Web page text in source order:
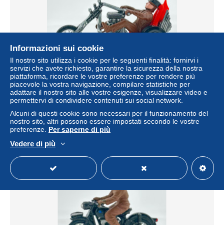
Rare Ancien Jouet. Mattel RRRumblers Hot Wheels.
Motorcycle Torque Chop. Années 1967-1971
± 63,58 USD
Stato
Informazioni sui cookie
Il nostro sito utilizza i cookie per le seguenti finalità: fornirvi i
servizi che avete richiesto, garantire la sicurezza della nostra
piattaforma, ricordare le vostre preferenze per rendere più
piacevole la vostra navigazione, compilare statistiche per
adattare il nostro sito alle vostre esigenze, visualizzare video e
permettervi di condividere contenuti sui social network.
Alcuni di questi cookie sono necessari per il funzionamento del
nostro sito, altri possono essere impostati secondo le vostre
preferenze. Per saperne di più
Vedere di più